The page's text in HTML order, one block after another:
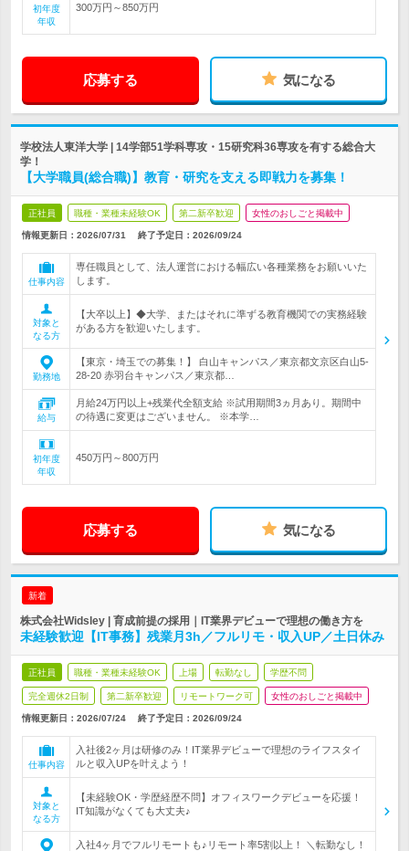
初年度
年収
300万円～850万円
応募する 気になる
学校法人東洋大学 | 14学部51学科専攻・15研究科36専攻を有する総合大
学！
【大学職員(総合職)】教育・研究を支える即戦力を募集！
正社員 職種・業種未経験OK 第二新卒歓迎 女性のおしごと掲載中
情報更新日：2026/07/31 終了予定日：2026/09/24
仕事内容
専任職員として、法人運営における幅広い各種業務をお願いいた
します。
対象と
なる方
【大卒以上】◆大学、またはそれに準ずる教育機関での実務経験
がある方を歓迎いたします。
勤務地
【東京・埼玉での募集！】 白山キャンパス／東京都文京区白山5‐
28‐20 赤羽台キャンパス／東京都…
給与
月給24万円以上+残業代全額支給 ※試用期間3ヵ月あり。期間中
の待遇に変更はございません。 ※本学…
初年度
年収
450万円～800万円
応募する 気になる
新着
株式会社Widsley | 育成前提の採用｜IT業界デビューで理想の働き方を
未経験歓迎【IT事務】残業月3h／フルリモ・収入UP／土日休み
正社員 職種・業種未経験OK 上場 転勤なし 学歴不問
完全週休2日制 第二新卒歓迎 リモートワーク可 女性のおしごと掲載中
情報更新日：2026/07/24 終了予定日：2026/09/24
仕事内容
入社後2ヶ月は研修のみ！IT業界デビューで理想のライフスタイ
ルと収入UPを叶えよう！
対象と
なる方
【未経験OK・学歴経歴不問】オフィスワークデビューを応援！
IT知識がなくても大丈夫♪
入社4ヶ月でフルリモートも♪リモート率5割以上！ ＼転勤なし！